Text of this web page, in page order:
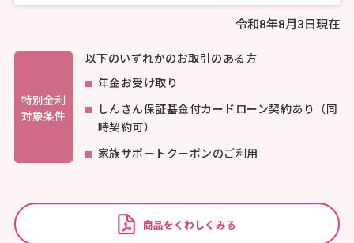
令和8年8月3日現在
特別金利
対象条件
以下のいずれかのお取引のある方
年金お受け取り
しんきん保証基金付カードローン契約あり（同
時契約可）
家族サポートクーポンのご利用
商品をくわしくみる